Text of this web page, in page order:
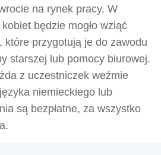
na rynek pracy. W
będzie mogło wziąć
które przygotują je do zawodu
starszej lub pomocy biurowej.
z uczestniczek weźmie
niemieckiego lub
są bezpłatne, za wszystko